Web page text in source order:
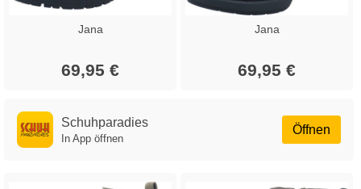
Jana
69,95 €
Jana
69,95 €
Öffnen
Schuhparadies
In App öffnen